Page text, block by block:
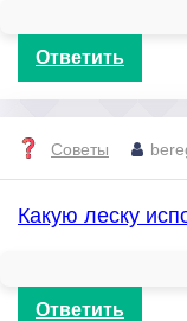
Ответить
Советы
Какую леску
Ответить